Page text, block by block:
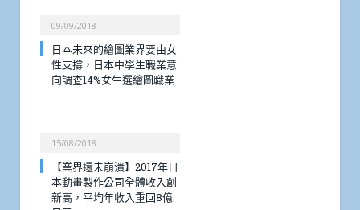
09/09/2018
日本未來的繪圖業界要由女
性支撐，日本中學生職業意
向調查14%女生選繪圖職業
15/08/2018
【業界還未崩潰】2017年日
本動畫製作公司全體收入創
新高，平均年收入重回8億